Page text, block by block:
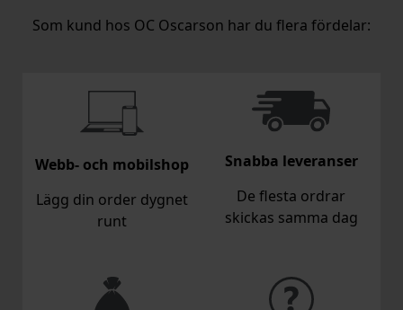
Som kund hos OC Oscarson har du flera fördelar:
Webb- och mobilshop
Lägg din order dygnet
runt
Snabba leveranser
De flesta ordrar
skickas samma dag